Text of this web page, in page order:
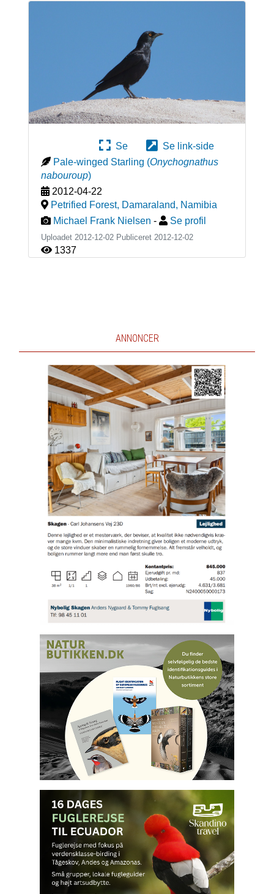
Se
Se link-side
Pale-winged Starling (Onychognathus
nabouroup)
2012-04-22
Petrified Forest, Damaraland, Namibia
Michael Frank Nielsen - Se profil
Uploadet 2012-12-02 Publiceret 2012-12-02
1337
ANNONCER